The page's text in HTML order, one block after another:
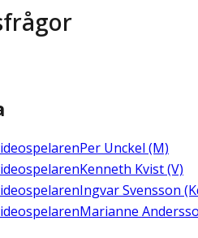
Per Unckel (M)
Kenneth Kvist (V)
Ingvar Svensson
Marianne